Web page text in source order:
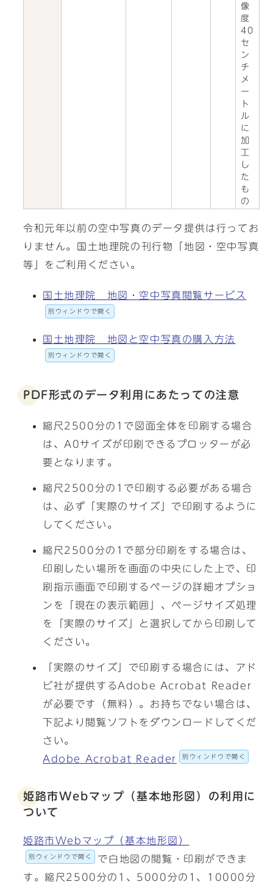
像
度
40
セ
ン
チ
メ
ー
ト
ル
に
加
し
た
も
の
令和元年以前の空中写真のデータ提供は行ってお
りません。国土地理院の刊行物「地図・空中写真
等」をご利用ください。
国土地理院 地図・空中写真閲覧サービス
別ウィンドウで開く
国土地理院 地図と空中写真の購入方法
別ウィンドウで開く
PDF形式のデータ利用にあたっての注意
縮尺2500分の1で図面全体を印刷する場合
は、A0サイズが印刷できるプロッターが必
要となります。
縮尺2500分の1で印刷する必要がある場合
は、必ず「実際のサイズ」で印刷するように
してください。
縮尺2500分の1で部分印刷をする場合は、
印刷したい場所を画面の中央にした上で、印
刷指示画面で印刷するページの詳細オプショ
ンを「現在の表示範囲」、ページサイズ処理
を「実際のサイズ」と選択してから印刷して
ください。
「実際のサイズ」で印刷する場合には、アド
ビ社が提供するAdobe Acrobat Reader
が必要です（無料）。お持ちでない場合は、
下記より閲覧ソフトをダウンロードしてくだ
さい。
Adobe Acrobat Reader
別ウィンドウで開く
姫路市Webマップ（基本地形図）の利用に
ついて
姫路市Webマップ（基本地形図）
別ウィンドウで開く
で白地図の閲覧・印刷ができま
す。縮尺2500分の1、5000分の1、10000分